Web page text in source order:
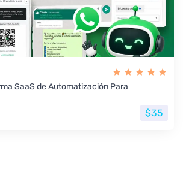
SaaS de Automatización Para
$35